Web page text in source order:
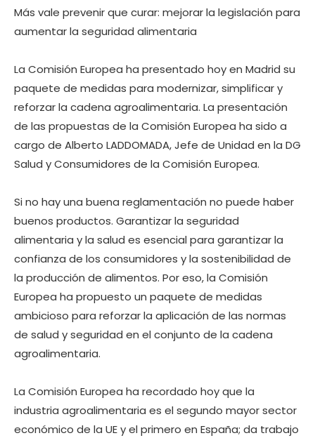
Más vale prevenir que curar: mejorar la legislación para
aumentar la seguridad alimentaria
La Comisión Europea ha presentado hoy en Madrid su
paquete de medidas para modernizar, simplificar y
reforzar la cadena agroalimentaria. La presentación
de las propuestas de la Comisión Europea ha sido a
cargo de Alberto LADDOMADA, Jefe de Unidad en la DG
Salud y Consumidores de la Comisión Europea.
Si no hay una buena reglamentación no puede haber
buenos productos. Garantizar la seguridad
alimentaria y la salud es esencial para garantizar la
confianza de los consumidores y la sostenibilidad de
la producción de alimentos. Por eso, la Comisión
Europea ha propuesto un paquete de medidas
ambicioso para reforzar la aplicación de las normas
de salud y seguridad en el conjunto de la cadena
agroalimentaria.
La Comisión Europea ha recordado hoy que la
industria agroalimentaria es el segundo mayor sector
económico de la UE y el primero en España; da trabajo